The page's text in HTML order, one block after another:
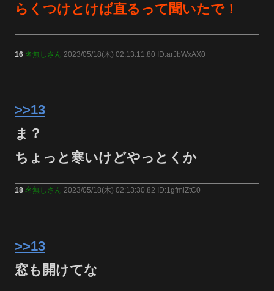
らくつけとけば直るって聞いたで！
16 名無しさん 2023/05/18(木) 02:13:11.80 ID:arJbWxAX0
>>13
ま？
ちょっと寒いけどやっとくか
18 名無しさん 2023/05/18(木) 02:13:30.82 ID:1gfmiZtC0
>>13
窓も開けてな